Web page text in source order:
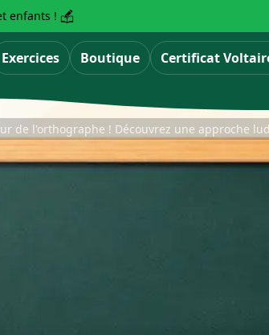
enfants !
Exercices Boutique Certificat
de l'orthographe ! Découvrez une approche